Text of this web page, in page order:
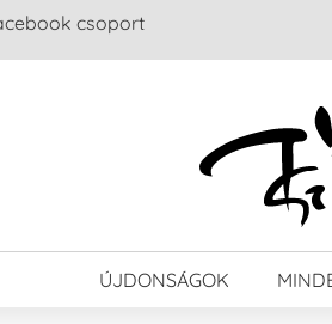
csoport
ÚJDONSÁGOK